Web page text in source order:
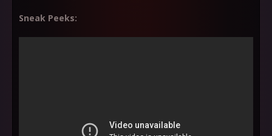
Sneak Peeks: